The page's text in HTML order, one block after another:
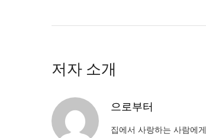
저자 소개
으로부터
집에서 사랑하는 사람에